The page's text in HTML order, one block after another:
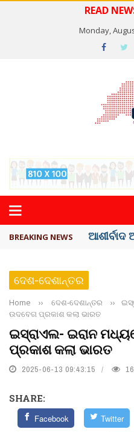
READ
Monday,
BREAKING NEWS ବେଦାନ୍ତ
ଦେଶ-ଦେଶାନ୍ତର
Home ›› ଦେଶ-ଦେଶାନ୍ତର ››
ଉଦବେଗ ପ୍ରକାଶ କଲା ଭାରତ
ଇସ୍ରାଏଲ- ଇରାନ
ପ୍ରକାଶ କଲା ଭାରତ
2025-06-13 09:43:15
SHARE:
Facebook Twitter